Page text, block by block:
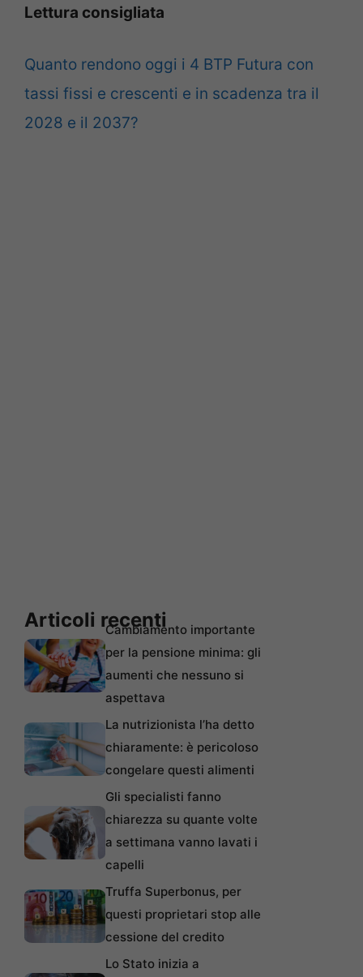
Lettura consigliata
Quanto rendono oggi i 4 BTP Futura con
tassi fissi e crescenti e in scadenza tra il
2028 e il 2037?
Articoli recentiCambiamento importante
per la pensione minima: gli
aumenti che nessuno si
aspettava
La nutrizionista l’ha detto
chiaramente: è pericoloso
congelare questi alimenti
Gli specialisti fanno
chiarezza su quante volte
a settimana vanno lavati i
capelli
Truffa Superbonus, per
questi proprietari stop alle
cessione del credito
Lo Stato inizia a